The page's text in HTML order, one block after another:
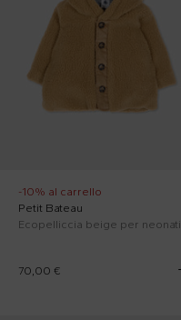
-10% al carrello
Petit Bateau
Ecopelliccia beige per neonati
70,00 €